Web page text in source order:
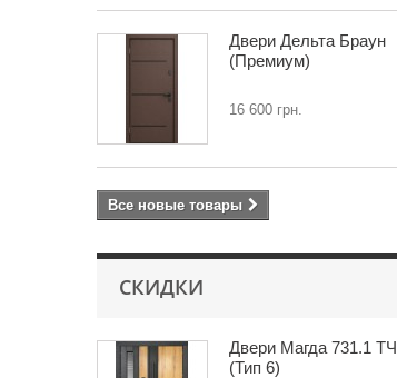
Двери Дельта Браун
(Премиум)
16 600 грн.
Все новые товары
СКИДКИ
Двери Магда 731.1 ТЧ
(Тип 6)